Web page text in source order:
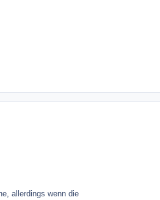
allerdings wenn die